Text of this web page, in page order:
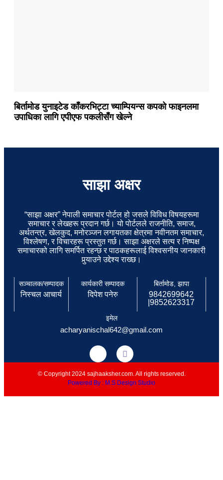
बिर्तामोड युनाइटेड काँकरभिट्टा च्याम्पियन्स कपको फाइनलमा
उपाधिका लागि एपीएफ पकलीसँग खेल्ने
साझा अक्षर
“साझा अक्षर” नेपाली समाचार पोर्टल हो जसले विविध विषयहरूमा
समाचार र लेखहरू प्रदान गर्छ। यो पोर्टलले राजनीति, समाज,
अर्थतन्त्र, खेलकुद, मनोरञ्जन लगायतका क्षेत्रमा नवीनतम समाचार,
विश्लेषण, र विचारहरू प्रस्तुत गर्छ। साझा अक्षरले सत्य र निष्पक्ष
समाचारको लागि समर्पित रहन्छ र पाठकहरूलाई विश्वसनीय जानकारी
पुर्‍याउने उद्देश्य राख्छ।
सञ्चालक/सम्पादक
निस्चल आचार्य
कार्यकारी सम्पादक
दिपेश पनेरु
बिर्तामोड, झापा
9842699642
|9852623317
इमेल
acharyanischal642@gmail.com
© Copyright 2024 sajhaaksher.com. All rights reserved.
Powered By : M.S Design Studio